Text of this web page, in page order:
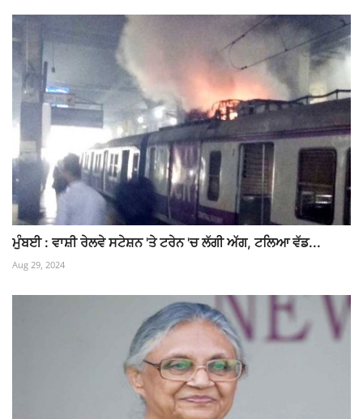
ਮੁੰਬਈ : ਵਾਸ਼ੀ ਰੇਲਵੇ ਸਟੇਸ਼ਨ 'ਤੇ ਟਰੇਨ 'ਚ ਲੱਗੀ ਅੱਗ, ਟਲਿਆ ਵੱਡ...
Aug 29, 2024